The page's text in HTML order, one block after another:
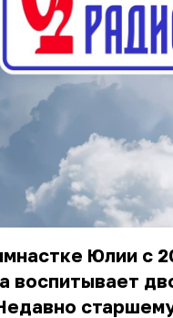
Юлии с
воспитывает